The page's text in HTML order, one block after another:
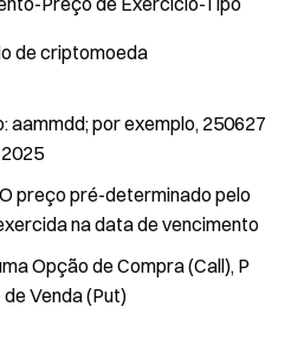
de criptomoeda
aammdd; por exemplo, 250627
preço pré-determinado pelo
na data de vencimento
Opção de Compra (Call), P
Venda (Put)